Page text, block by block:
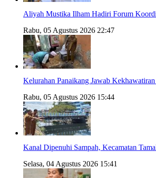
Aliyah Mustika Ilham Hadiri Forum
Rabu, 05 Agustus 2026 22:47
Kelurahan Panaikang Jawab
Rabu, 05 Agustus 2026 15:44
Kanal Dipenuhi Sampah, Kecamatan
Selasa, 04 Agustus 2026 15:41